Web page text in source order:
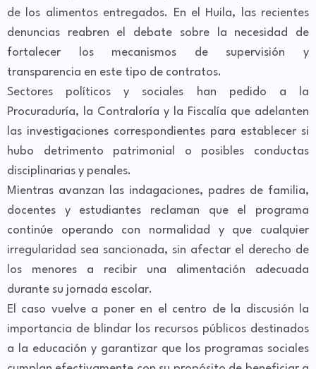
de los alimentos entregados. En el Huila, las recientes
denuncias reabren el debate sobre la necesidad de
fortalecer los mecanismos de supervisión y
transparencia en este tipo de contratos.
Sectores políticos y sociales han pedido a la
Procuraduría, la Contraloría y la Fiscalía que adelanten
las investigaciones correspondientes para establecer si
hubo detrimento patrimonial o posibles conductas
disciplinarias y penales.
Mientras avanzan las indagaciones, padres de familia,
docentes y estudiantes reclaman que el programa
continúe operando con normalidad y que cualquier
irregularidad sea sancionada, sin afectar el derecho de
los menores a recibir una alimentación adecuada
durante su jornada escolar.
El caso vuelve a poner en el centro de la discusión la
importancia de blindar los recursos públicos destinados
a la educación y garantizar que los programas sociales